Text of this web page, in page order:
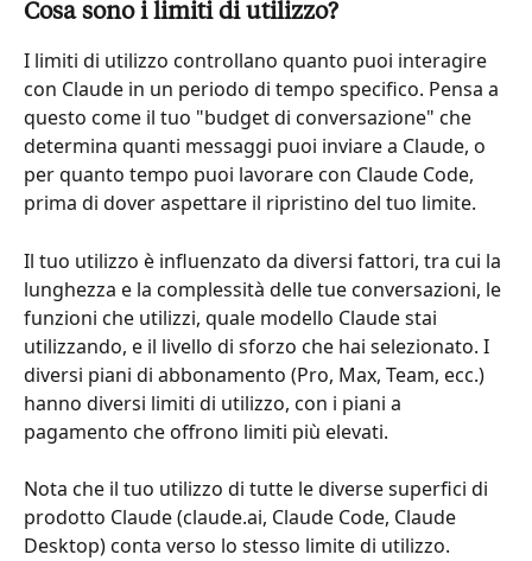
Cosa sono i limiti di utilizzo?
I limiti di utilizzo controllano quanto puoi interagire
con Claude in un periodo di tempo specifico. Pensa a
questo come il tuo "budget di conversazione" che
determina quanti messaggi puoi inviare a Claude, o
per quanto tempo puoi lavorare con Claude Code,
prima di dover aspettare il ripristino del tuo limite.
Il tuo utilizzo è influenzato da diversi fattori, tra cui la
lunghezza e la complessità delle tue conversazioni, le
funzioni che utilizzi, quale modello Claude stai
utilizzando, e il livello di sforzo che hai selezionato. I
diversi piani di abbonamento (Pro, Max, Team, ecc.)
hanno diversi limiti di utilizzo, con i piani a
pagamento che offrono limiti più elevati.
Nota che il tuo utilizzo di tutte le diverse superfici di
prodotto Claude (claude.ai, Claude Code, Claude
Desktop) conta verso lo stesso limite di utilizzo.